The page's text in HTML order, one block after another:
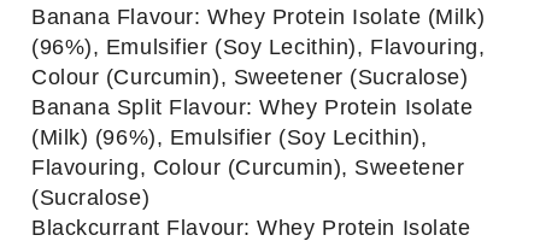
Banana Flavour: Whey Protein Isolate (Milk)
(96%), Emulsifier (Soy Lecithin), Flavouring,
Colour (Curcumin), Sweetener (Sucralose)
Banana Split Flavour: Whey Protein Isolate
(Milk) (96%), Emulsifier (Soy Lecithin),
Flavouring, Colour (Curcumin), Sweetener
(Sucralose)
Blackcurrant Flavour: Whey Protein Isolate